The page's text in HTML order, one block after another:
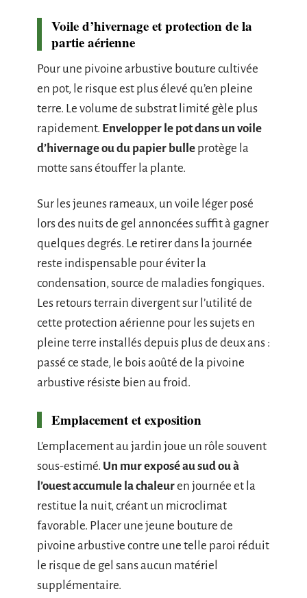
Voile d’hivernage et protection de la
partie aérienne
Pour une pivoine arbustive bouture cultivée
en pot, le risque est plus élevé qu’en pleine
terre. Le volume de substrat limité gèle plus
rapidement. Envelopper le pot dans un voile
d’hivernage ou du papier bulle protège la
motte sans étouffer la plante.
Sur les jeunes rameaux, un voile léger posé
lors des nuits de gel annoncées suffit à gagner
quelques degrés. Le retirer dans la journée
reste indispensable pour éviter la
condensation, source de maladies fongiques.
Les retours terrain divergent sur l’utilité de
cette protection aérienne pour les sujets en
pleine terre installés depuis plus de deux ans :
passé ce stade, le bois aoûté de la pivoine
arbustive résiste bien au froid.
Emplacement et exposition
L’emplacement au jardin joue un rôle souvent
sous-estimé. Un mur exposé au sud ou à
l’ouest accumule la chaleuren journée et la
restitue la nuit, créant un microclimat
favorable. Placer une jeune bouture de
pivoine arbustive contre une telle paroi réduit
le risque de gel sans aucun matériel
supplémentaire.